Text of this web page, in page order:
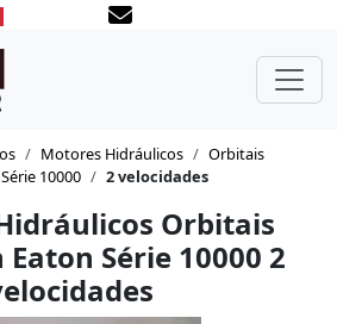
Motores Hidráulicos
Orbitais
Série 10000 2 velocidades
Orbitais
Série 10000 2